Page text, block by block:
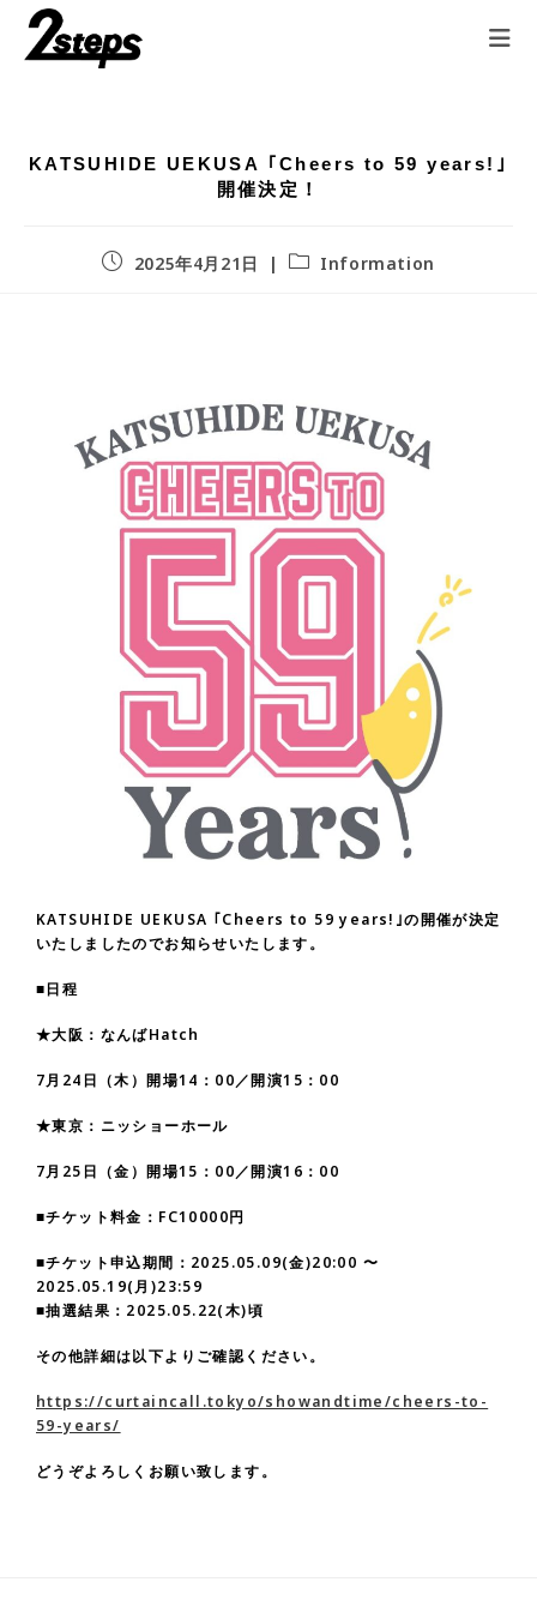
KATSUHIDE UEKUSA ｢Cheers to 59 years!｣
開催決定！
2025年4月21日 Information
KATSUHIDE UEKUSA ｢Cheers to 59 years!｣の開催が決定
いたしましたのでお知らせいたします。
■日程
★大阪：なんばHatch
7月24日（木）開場14：00／開演15：00
★東京：ニッショーホール
7月25日（金）開場15：00／開演16：00
■チケット料金：FC10000円
■チケット申込期間：2025.05.09(金)20:00 〜
2025.05.19(月)23:59
■抽選結果：2025.05.22(木)頃
その他詳細は以下よりご確認ください。
https://curtaincall.tokyo/showandtime/cheers-to-
59-years/
どうぞよろしくお願い致します。